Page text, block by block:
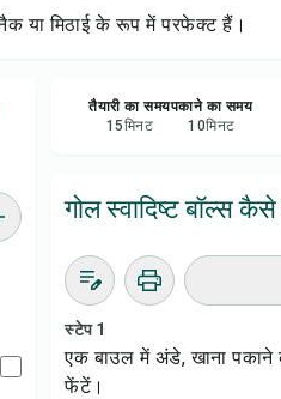
या मिठाई के रूप में परफेक्ट हैं।
तैयारी का समय
15मिनट
पकाने का समय
10मिनट
गोल स्वादिष्ट बॉल्स कैसे
स्टेप 1
एक बाउल में अंडे, खाना
फेंटें।